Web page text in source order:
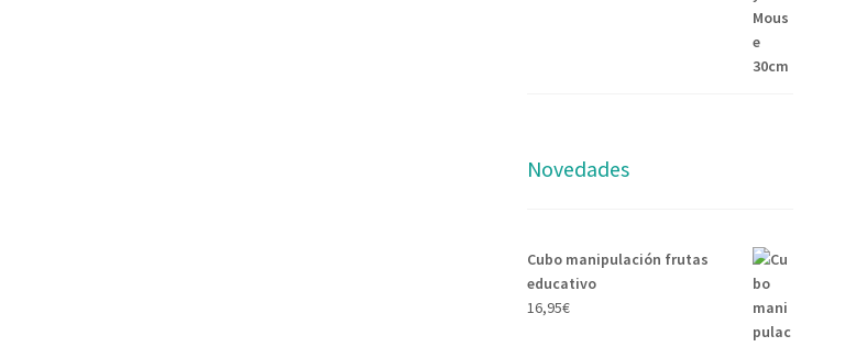
Novedades
Cubo manipulación frutas
educativo
16,95€